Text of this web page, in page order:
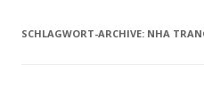
SCHLAGWORT-ARCHIVE: NHA